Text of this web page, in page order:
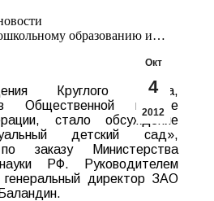
образованию и…
Окт
4
2012
Круглого стола,
Общественной палате
стало обсуждение
детский сад»,
по заказу Министерства
РФ. Руководителем
генеральный директор ЗАО